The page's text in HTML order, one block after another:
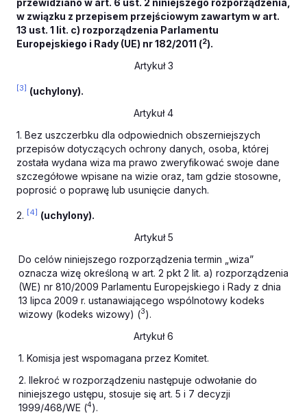
przewidziano w art. 6 ust. 2 niniejszego rozporządzenia,
w związku z przepisem przejściowym zawartym w art.
13 ust. 1 lit. c) rozporządzenia Parlamentu
Europejskiego i Rady (UE) nr 182/2011 (2).
Artykuł 3
[3] (uchylony).
Artykuł 4
1. Bez uszczerbku dla odpowiednich obszerniejszych
przepisów dotyczących ochrony danych, osoba, której
została wydana wiza ma prawo zweryfikować swoje dane
szczegółowe wpisane na wizie oraz, tam gdzie stosowne,
poprosić o poprawę lub usunięcie danych.
2. [4] (uchylony).
Artykuł 5
Do celów niniejszego rozporządzenia termin „wiza”
oznacza wizę określoną w art. 2 pkt 2 lit. a) rozporządzenia
(WE) nr 810/2009 Parlamentu Europejskiego i Rady z dnia
13 lipca 2009 r. ustanawiającego wspólnotowy kodeks
wizowy (kodeks wizowy) (3).
Artykuł 6
1. Komisja jest wspomagana przez Komitet.
2. Ilekroć w rozporządzeniu następuje odwołanie do
niniejszego ustępu, stosuje się art. 5 i 7 decyzji
1999/468/WE (4).